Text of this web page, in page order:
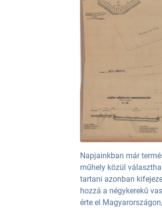
Napjainkban már
műhely közül
tartani azonban
hozzá a négykerekű
érte el